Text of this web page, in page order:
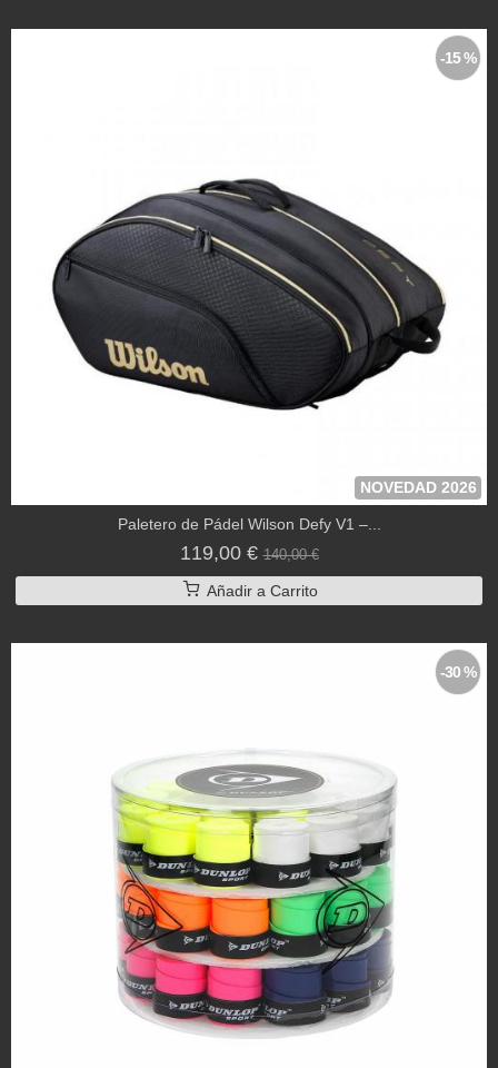
NOVEDAD 2026
-15 %
Paletero de Pádel Wilson Defy V1 –...
119,00 €140,00 €
Añadir a Carrito
-30 %